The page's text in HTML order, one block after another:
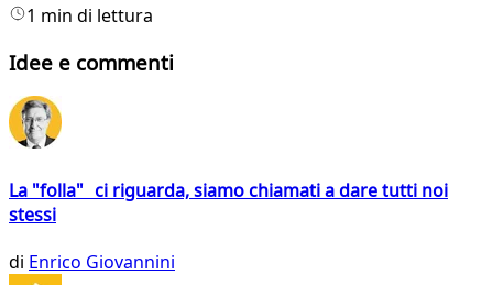
1 min di lettura
Idee e commenti
La "folla" ci riguarda, siamo chiamati a dare tutti noi
stessi
di Enrico Giovannini